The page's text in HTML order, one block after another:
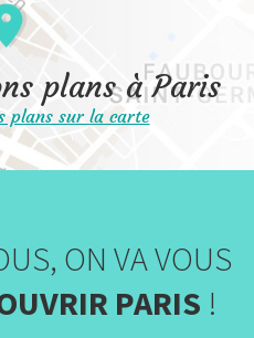
plans à Paris
plans sur la carte
ON VA VOUS
PARIS !